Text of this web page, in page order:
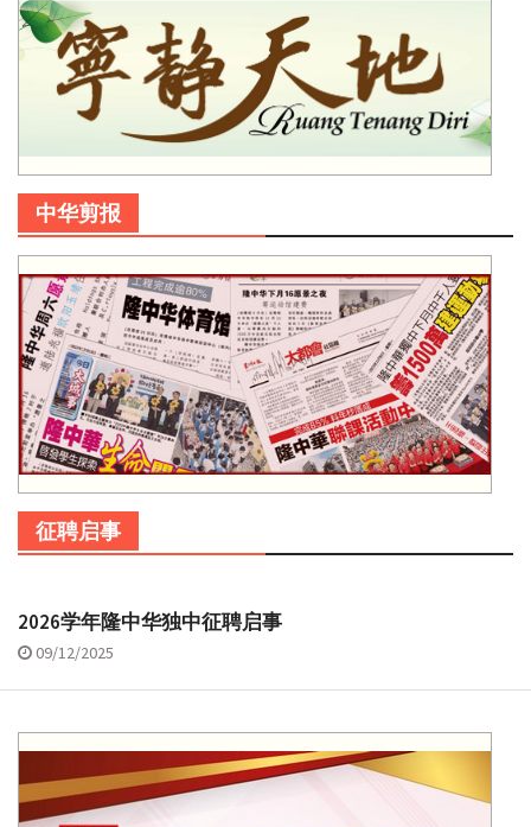
中华剪报
征聘启事
2026学年隆中华独中征聘启事
09/12/2025